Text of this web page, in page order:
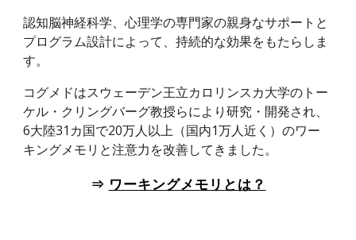
認知脳神経科学、心理学の専門家の親身なサポートと
プログラム設計によって、持続的な効果をもたらしま
す。
コグメドはスウェーデン王立カロリンスカ大学のトー
ケル・クリングバーグ教授らにより研究・開発され、
6大陸31カ国で20万人以上（国内1万人近く）のワー
キングメモリと注意力を改善してきました。
⇒ ワーキングメモリとは？